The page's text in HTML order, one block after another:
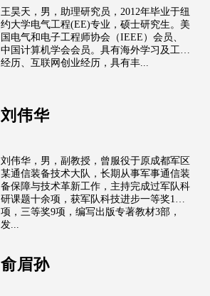
王昊天，男，助理研究员，2012年毕业于纽
约大学电气工程(EE)专业，硕士研究生。美
国电气和电子工程师协会（IEEE）会员、
中国计算机学会会员。具有海外学习及工作
经历、互联网创业经历，具有丰...
刘伟华
刘伟华，男，副教授，曾服役于原成都军区
某通信装备技术大队，长期从事军事通信装
备保障与技术革新工作，主持完成过军队科
研课题十余项，获军队科技进步一等奖1
项，三等奖9项，编写出版专著教材3部，
发...
俞眉孙